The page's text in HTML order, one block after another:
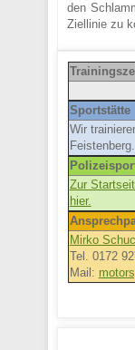
den
Ziellinie zu
Sportstätte
Wir
Feistenberg.
Zur
hier.
Mirko
Tel. 0172
Mail: